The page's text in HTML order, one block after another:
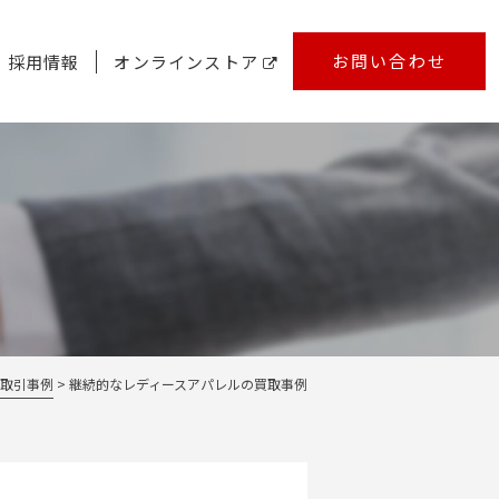
採用情報 オンラインストア お問い合わせ
取引事例 継続的なレディースアパレルの買取事例